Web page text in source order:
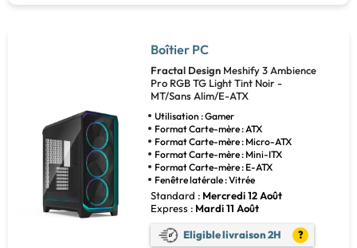
Boîtier PC
Fractal Design Meshify 3 Ambience
Pro RGB TG Light Tint Noir -
MT/Sans Alim/E-ATX
Utilisation : Gamer
Format Carte-mère : ATX
Format Carte-mère : Micro-ATX
Format Carte-mère : Mini-ITX
Format Carte-mère : E-ATX
Fenêtre latérale : Vitrée
Standard : Mercredi 12 Août
Express : Mardi 11 Août
Eligible livraison 2H ?